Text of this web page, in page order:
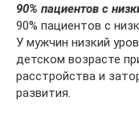
90% пациентов с
90% пациентов с
У мужчин низкий
детском возрасте
расстройства и
развития.